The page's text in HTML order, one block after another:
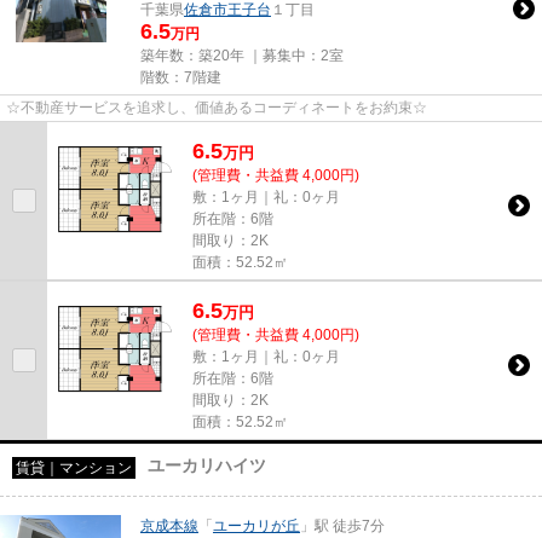
千葉県佐倉市王子台 １丁目
6.5万円
築年数：築20年 ｜募集中： 2室
階数：7階建
☆不動産サービスを追求し、価値あるコーディネートをお約束☆
6.5万円
(管理費・共益費 4,000円)
敷：1ヶ月｜礼：0ヶ月
所在階：6階
間取り：2K
面積：52.52㎡
6.5万円
(管理費・共益費 4,000円)
敷：1ヶ月｜礼：0ヶ月
所在階：6階
間取り：2K
面積：52.52㎡
賃貸｜マンション ユーカリハイツ
京成本線 「 ユーカリが丘 」駅 徒歩7分